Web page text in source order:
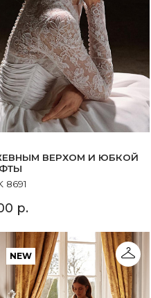
ВЕРХОМ И ЮБКОЙ
8691
р.
NEW